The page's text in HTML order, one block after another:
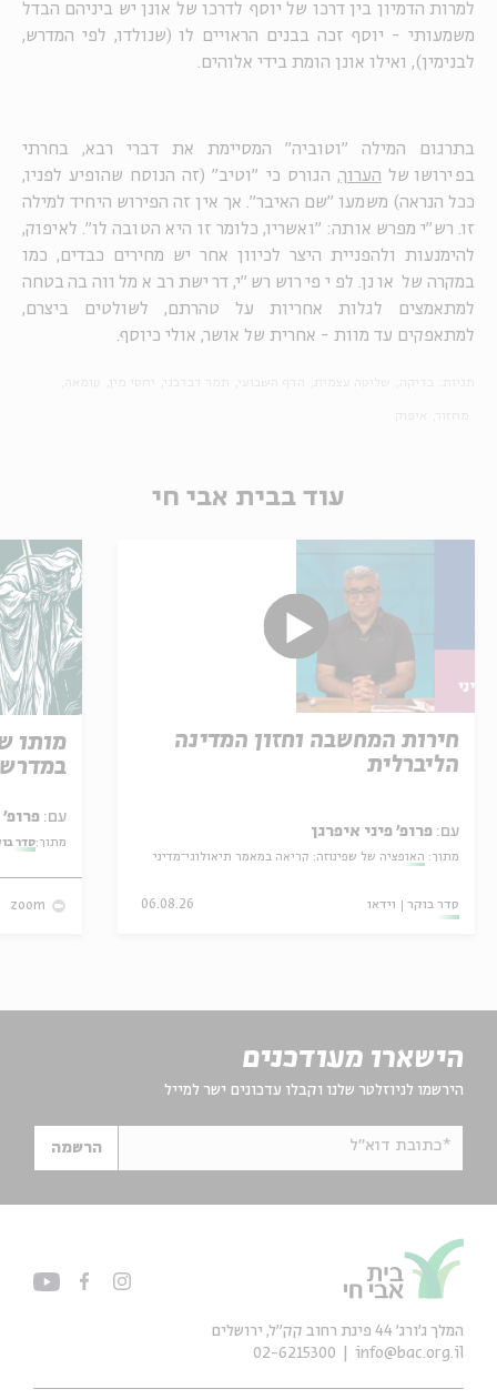
למרות הדמיון בין דרכו של יוסף לדרכו של אונן יש ביניהם הבדל
משמעותי - יוסף זכה בבנים הראויים לו (שנולדו, לפי המדרש,
לבנימין), ואילו אונן הומת בידי אלוהים.
בתרגום המילה "וטוביה" המסיימת את דברי רבא, בחרתי
בפירושו של הערוך, הגורס כי "וטיב" (זה הנוסח שהופיע לפניו,
ככל הנראה) משמעו "שם האיבר". אך אין זה הפירוש היחיד למילה
זו. רש"י מפרש אותה: "ואשריו, כלומר זו היא הטובה לו". לאיפוק,
להימנעות ולהפניית היצר לכיוון אחר יש מחירים כבדים, כמו
במקרה של אונן. לפי פירוש רש"י, דרישת רבא מלווה בהבטחה
למתאמצים לגלות אחריות על טהרתם, לשולטים ביצרם,
למתאפקים עד מוות - אחרית של אושר, אולי כיוסף.
עוד בבית אבי חי
חירות המחשבה וחזון המדינה
הליברלית
עם: פרופ' פיני איפרגן
מתוך: האופציה של שפינוזה: קריאה במאמר תיאולוגי־מדיני
סדר בוקר וידאו 06.08.26
מותו
עם: פרופ' אביגדור שנאן
מתוך:סדר
zoom
הישארו מעודכנים
הירשמו לניוזלטר שלנו וקבלו עדכונים ישר למייל
*כתובת דוא"ל הרשמה
המלך ג'ורג' 44 פינת רחוב קק״ל, ירושלים
info@bac.org.il
02-6215300